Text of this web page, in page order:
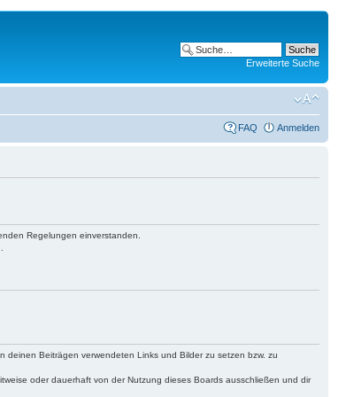
Erweiterte Suche
FAQ Anmelden
Regelungen einverstanden.
Beiträgen verwendeten Links und Bilder zu setzen bzw. zu
oder dauerhaft von der Nutzung dieses Boards ausschließen und dir